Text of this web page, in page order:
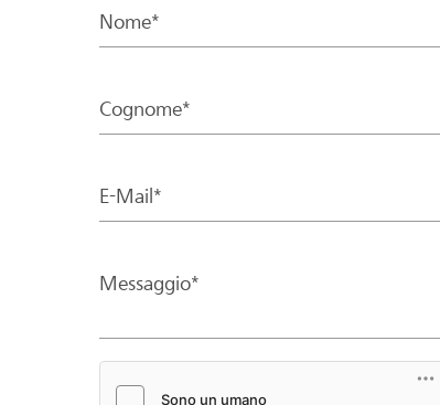
Nome*
Cognome*
E-Mail*
Messaggio*